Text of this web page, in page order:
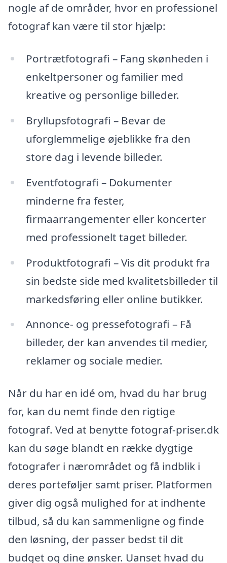
nogle af de områder, hvor en professionel
fotograf kan være til stor hjælp:
Portrætfotografi – Fang skønheden i
enkeltpersoner og familier med
kreative og personlige billeder.
Bryllupsfotografi – Bevar de
uforglemmelige øjeblikke fra den
store dag i levende billeder.
Eventfotografi – Dokumenter
minderne fra fester,
firmaarrangementer eller koncerter
med professionelt taget billeder.
Produktfotografi – Vis dit produkt fra
sin bedste side med kvalitetsbilleder til
markedsføring eller online butikker.
Annonce- og pressefotografi – Få
billeder, der kan anvendes til medier,
reklamer og sociale medier.
Når du har en idé om, hvad du har brug
for, kan du nemt finde den rigtige
fotograf. Ved at benytte fotograf-priser.dk
kan du søge blandt en række dygtige
fotografer i nærområdet og få indblik i
deres porteføljer samt priser. Platformen
giver dig også mulighed for at indhente
tilbud, så du kan sammenligne og finde
den løsning, der passer bedst til dit
budget og dine ønsker. Uanset hvad du